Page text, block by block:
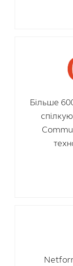
Більше